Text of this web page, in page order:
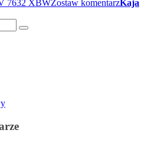
7632 XBWZostaw komentarzKaja